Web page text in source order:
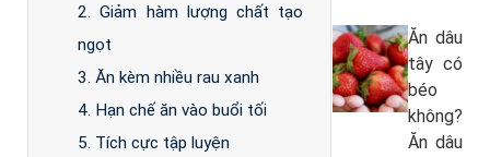
2. Giảm hàm lượng chất tạo
ngọt
3. Ăn kèm nhiều rau xanh
4. Hạn chế ăn vào buổi tối
5. Tích cực tập luyện
Ăn dâu
tây có
béo
không?
Ăn dâu